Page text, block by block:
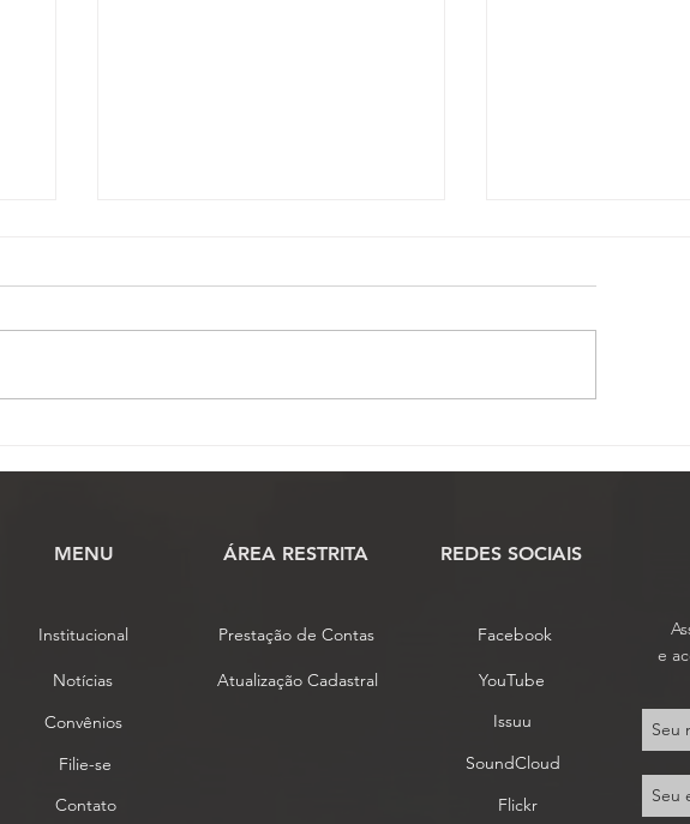
Conojaf e 7º Enojap são
para veículos de
MENU ​ÁREA RESTRITA REDES SOCIAIS
Institucional
Notícias
Prestação de Contas
Atualização Cadastral
Convênios
Filie-se
Contato
Facebook
YouTube
Issuu
SoundCloud
Flickr
e